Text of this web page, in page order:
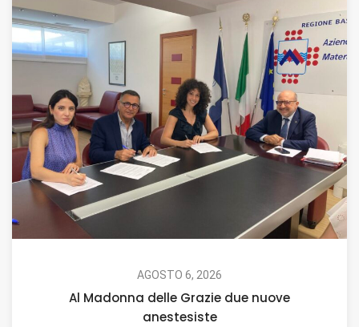
AGOSTO 6, 2026
Al Madonna delle Grazie due nuove
anestesiste